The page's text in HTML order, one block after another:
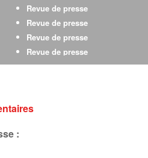
Revue de presse
Revue de presse
Revue de presse
Revue de presse
Revue de presse
: